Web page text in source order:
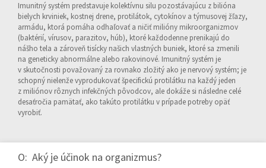
Imunitný systém predstavuje kolektívnu silu pozostávajúcu z bilióna
bielych krviniek, kostnej drene, protilátok, cytokínov a týmusovej žľazy,
armádu, ktorá pomáha odhaľovať a ničiť milióny mikroorganizmov
(baktérií, vírusov, parazitov, húb), ktoré každodenne prenikajú do
nášho tela a zároveň tisícky našich vlastných buniek, ktoré sa zmenili
na geneticky abnormálne alebo rakovinové. Imunitný systém je
v skutočnosti považovaný za rovnako zložitý ako je nervový systém; je
schopný nielenže vyprodukovať špecifickú protilátku na každý jeden
z miliónov rôznych infekčných pôvodcov, ale dokáže si následne celé
desaťročia pamätať, ako takúto protilátku v prípade potreby opäť
vyrobiť.
O: Aký je účinok na organizmus?